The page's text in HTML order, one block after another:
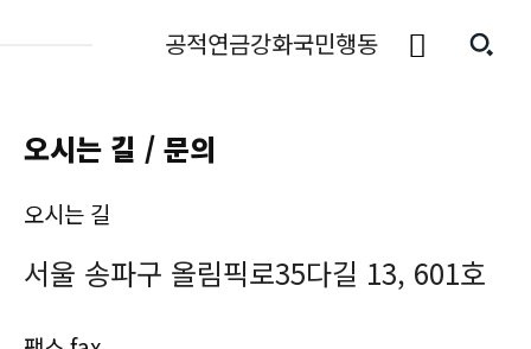
공적연금강화국민행동
오시는 길 / 문의
오시는 길
서울 송파구 올림픽로35다길 13, 601호